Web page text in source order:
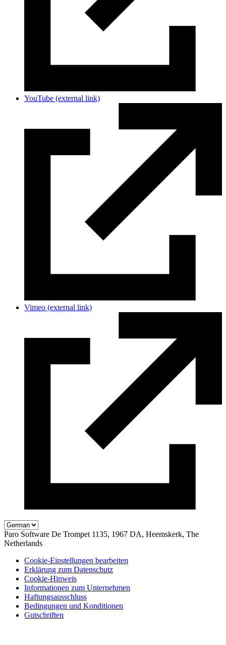
YouTube (external link)
Vimeo (external link)
Paro Software De Trompet 1135, 1967 DA, Heemskerk, The
Netherlands
Cookie-Einstellungen bearbeiten
Erklärung zum Datenschutz
Cookie-Hinweis
Informationen zum Unternehmen
Haftungsausschluss
Bedingungen und Konditionen
Gutschriften